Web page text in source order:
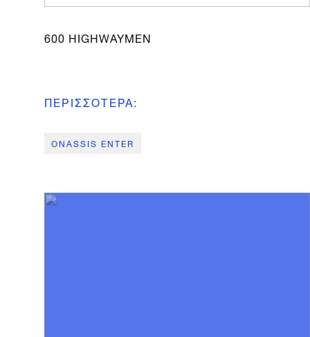
600 HIGHWAYMEN
ΠΕΡΙΣΣΟΤΕΡΑ:
ONASSIS ENTER